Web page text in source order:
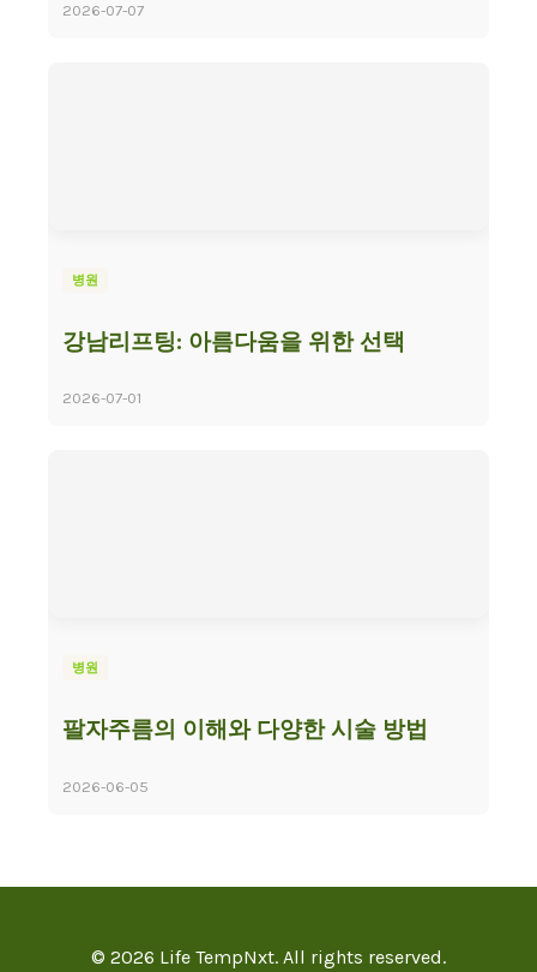
2026-07-07
병원
강남리프팅: 아름다움을 위한 선택
2026-07-01
병원
팔자주름의 이해와 다양한 시술 방법
2026-06-05
© 2026 Life TempNxt. All rights reserved.